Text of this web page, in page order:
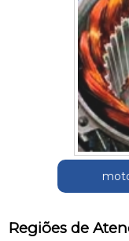
Regiões de